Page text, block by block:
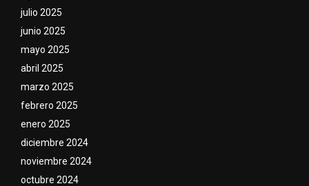
julio 2025
junio 2025
mayo 2025
abril 2025
marzo 2025
febrero 2025
enero 2025
diciembre 2024
noviembre 2024
octubre 2024